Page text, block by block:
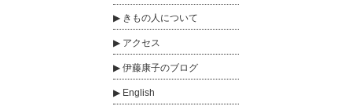
きもの人について
アクセス
伊藤康子のブログ
English